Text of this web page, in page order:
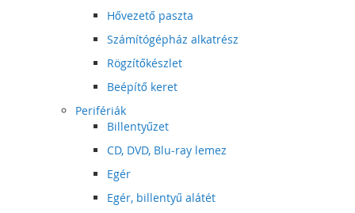
Hővezető paszta
Számítógépház alkatrész
Rögzítőkészlet
Beépítő keret
Perifériák
Billentyűzet
CD, DVD, Blu-ray lemez
Egér
Egér, billentyű alátét